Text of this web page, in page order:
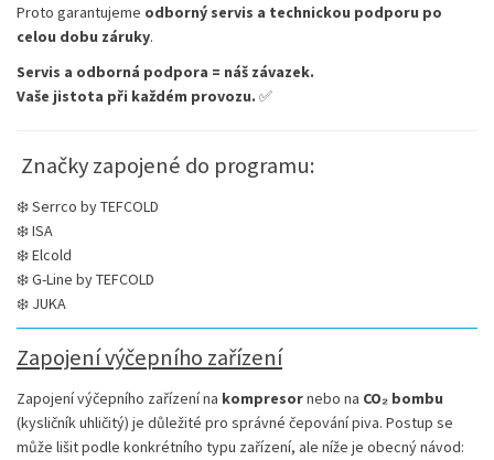
Proto garantujeme odborný servis a technickou podporu po
celou dobu záruky.
Servis a odborná podpora = náš závazek.
Vaše jistota při každém provozu. ✅
Značky zapojené do programu:
❄️ Serrco by TEFCOLD
❄️ ISA
❄️ Elcold
❄️ G-Line by TEFCOLD
❄️ JUKA
Zapojení výčepního zařízení
Zapojení výčepního zařízení na kompresornebo na CO₂ bombu
(kysličník uhličitý) je důležité pro správné čepování piva. Postup se
může lišit podle konkrétního typu zařízení, ale níže je obecný návod: